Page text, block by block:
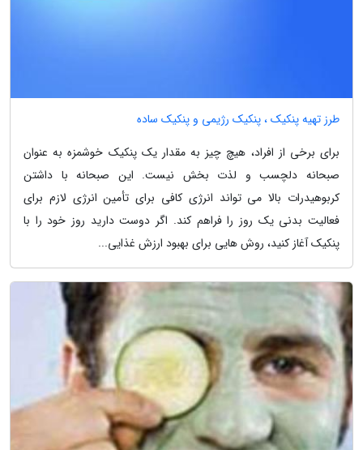
طرز تهیه پنکیک ، پنکیک رژیمی و پنکیک ساده
برای برخی از افراد، هیچ چیز به مقدار یک پنکیک خوشمزه به عنوان
صبحانه دلچسب و لذت بخش نیست. این صبحانه با داشتن
کربوهیدرات بالا می تواند انرژی کافی برای تأمین انرژی لازم برای
فعالیت بدنی یک روز را فراهم کند. اگر دوست دارید روز خود را با
پنکیک آغاز کنید، روش هایی برای بهبود ارزش غذایی...